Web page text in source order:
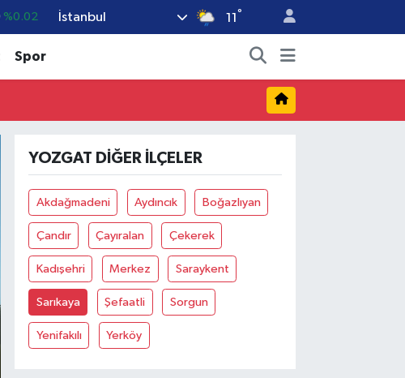
%0.02
%-1.82
İstanbul 11 °
Spor
YOZGAT DIĞER İLÇELER
Akdağmadeni Aydıncık Boğazlıyan
Çandır Çayıralan Çekerek
Kadışehri Merkez Saraykent
Sarıkaya Şefaatli Sorgun
Yenifakılı Yerköy